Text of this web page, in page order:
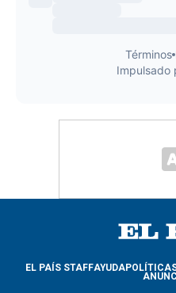
EL PAÍS STAFFAYUDA